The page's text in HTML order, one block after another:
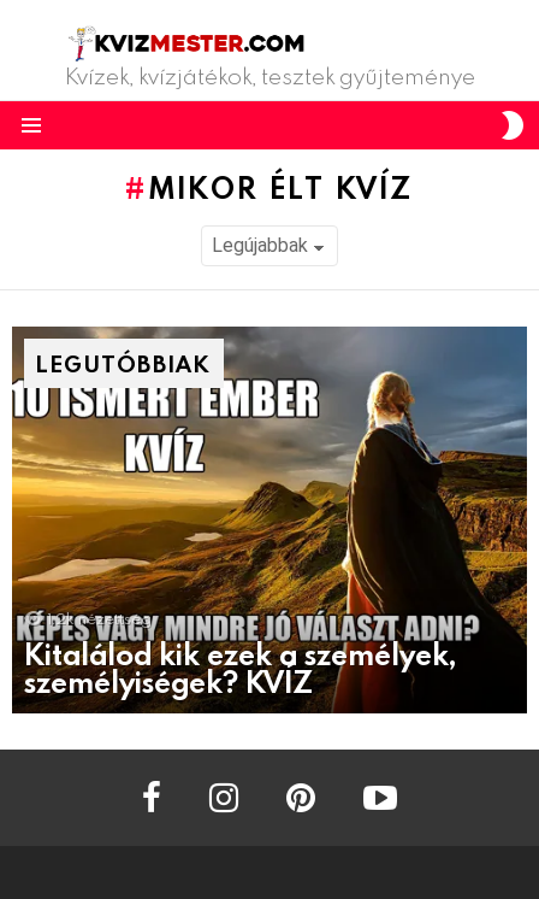
Kvízek, kvízjátékok, tesztek gyűjteménye
MIKOR ÉLT KVÍZ
LEGUTÓBBIAK
1.2k nézettség
Kitalálod kik ezek a személyek,
személyiségek? KVÍZ
facebook instagram